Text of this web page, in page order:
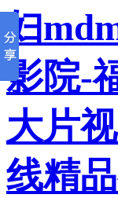
妇
影院-
大片
线精